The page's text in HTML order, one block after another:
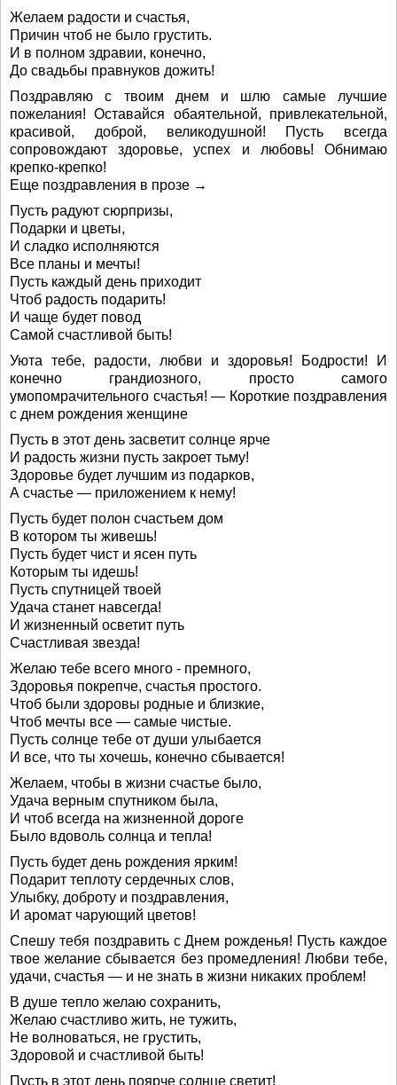
Желаем радости и счастья,
Причин чтоб не было грустить.
И в полном здравии, конечно,
До свадьбы правнуков дожить!
Поздравляю с твоим днем и шлю самые лучшие
пожелания! Оставайся обаятельной, привлекательной,
красивой, доброй, великодушной! Пусть всегда
сопровождают здоровье, успех и любовь! Обнимаю
крепко-крепко!
Еще поздравления в прозе →
Пусть радуют сюрпризы,
Подарки и цветы,
И сладко исполняются
Все планы и мечты!
Пусть каждый день приходит
Чтоб радость подарить!
И чаще будет повод
Самой счастливой быть!
Уюта тебе, радости, любви и здоровья! Бодрости! И
конечно грандиозного, просто самого
умопомрачительного счастья! — Короткие поздравления
с днем рождения женщине
Пусть в этот день засветит солнце ярче
И радость жизни пусть закроет тьму!
Здоровье будет лучшим из подарков,
А счастье — приложением к нему!
Пусть будет полон счастьем дом
В котором ты живешь!
Пусть будет чист и ясен путь
Которым ты идешь!
Пусть спутницей твоей
Удача станет навсегда!
И жизненный осветит путь
Счастливая звезда!
Желаю тебе всего много - премного,
Здоровья покрепче, счастья простого.
Чтоб были здоровы родные и близкие,
Чтоб мечты все — самые чистые.
Пусть солнце тебе от души улыбается
И все, что ты хочешь, конечно сбывается!
Желаем, чтобы в жизни счастье было,
Удача верным спутником была,
И чтоб всегда на жизненной дороге
Было вдоволь солнца и тепла!
Пусть будет день рождения ярким!
Подарит теплоту сердечных слов,
Улыбку, доброту и поздравления,
И аромат чарующий цветов!
Спешу тебя поздравить с Днем рожденья! Пусть каждое
твое желание сбывается без промедления! Любви тебе,
удачи, счастья — и не знать в жизни никаких проблем!
В душе тепло желаю сохранить,
Желаю счастливо жить, не тужить,
Не волноваться, не грустить,
Здоровой и счастливой быть!
Пусть в этот день поярче солнце светит!